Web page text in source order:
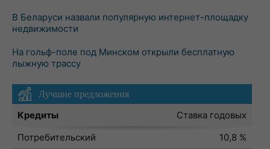
В Беларуси назвали популярную интернет-площадку
недвижимости
На гольф-поле под Минском открыли бесплатную
лыжную трассу
Лучшие предложения
Кредиты
Ставка годовых
Потребительский
10,8 %